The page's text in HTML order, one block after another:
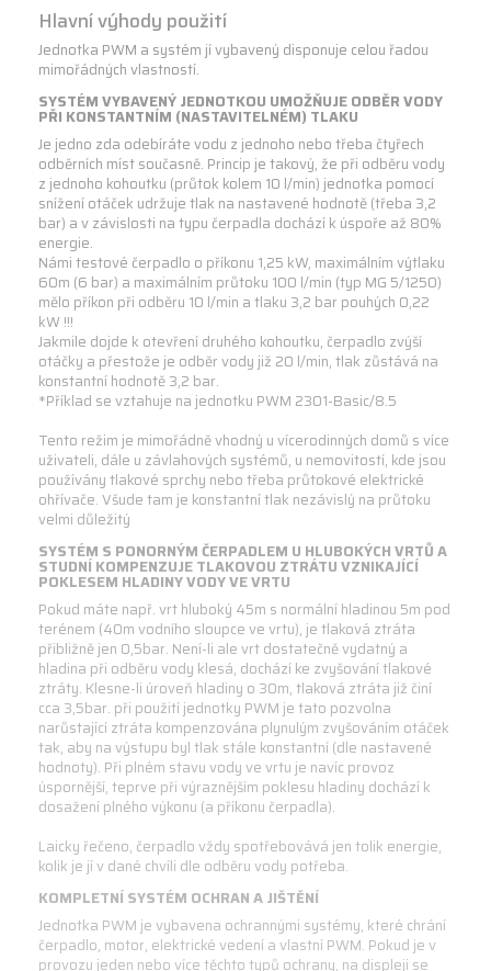
Hlavní výhody použití
Jednotka PWM a systém jí vybavený disponuje celou řadou
mimořádných vlastností.
SYSTÉM VYBAVENÝ JEDNOTKOU UMOŽŇUJE ODBĚR VODY
PŘI KONSTANTNÍM (NASTAVITELNÉM) TLAKU
Je jedno zda odebíráte vodu z jednoho nebo třeba čtyřech
odběrních míst současně. Princip je takový, že při odběru vody
z jednoho kohoutku (průtok kolem 10 l/min) jednotka pomocí
snížení otáček udržuje tlak na nastavené hodnotě (třeba 3,2
bar) a v závislosti na typu čerpadla dochází k úspoře až 80%
energie.
Námi testové čerpadlo o příkonu 1,25 kW, maximálním výtlaku
60m (6 bar) a maximálním průtoku 100 l/min (typ MG 5/1250)
mělo příkon při odběru 10 l/min a tlaku 3,2 bar pouhých 0,22
kW !!!
Jakmile dojde k otevření druhého kohoutku, čerpadlo zvýší
otáčky a přestože je odběr vody již 20 l/min, tlak zůstává na
konstantní hodnotě 3,2 bar.
*Příklad se vztahuje na jednotku PWM 2301-Basic/8.5
Tento režim je mimořádně vhodný u vícerodinných domů s více
uživateli, dále u závlahových systémů, u nemovitostí, kde jsou
používány tlakové sprchy nebo třeba průtokové elektrické
ohřívače. Všude tam je konstantní tlak nezávislý na průtoku
velmi důležitý
SYSTÉM S PONORNÝM ČERPADLEM U HLUBOKÝCH VRTŮ A
STUDNÍ KOMPENZUJE TLAKOVOU ZTRÁTU VZNIKAJÍCÍ
POKLESEM HLADINY VODY VE VRTU
Pokud máte např. vrt hluboký 45m s normální hladinou 5m pod
terénem (40m vodního sloupce ve vrtu), je tlaková ztráta
přibližně jen 0,5bar. Není-li ale vrt dostatečně vydatný a
hladina při odběru vody klesá, dochází ke zvyšování tlakové
ztráty. Klesne-li úroveň hladiny o 30m, tlaková ztráta již činí
cca 3,5bar. při použití jednotky PWM je tato pozvolna
narůstající ztráta kompenzována plynulým zvyšováním otáček
tak, aby na výstupu byl tlak stále konstantní (dle nastavené
hodnoty). Při plném stavu vody ve vrtu je navíc provoz
úspornější, teprve při výraznějším poklesu hladiny dochází k
dosažení plného výkonu (a příkonu čerpadla).
Laicky řečeno, čerpadlo vždy spotřebovává jen tolik energie,
kolik je jí v dané chvíli dle odběru vody potřeba.
KOMPLETNÍ SYSTÉM OCHRAN A JIŠTĚNÍ
Jednotka PWM je vybavena ochrannými systémy, které chrání
čerpadlo, motor, elektrické vedení a vlastní PWM. Pokud je v
provozu jeden nebo více těchto typů ochrany, na displeji se